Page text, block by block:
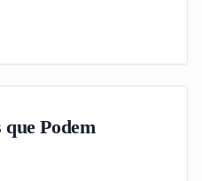
Podem